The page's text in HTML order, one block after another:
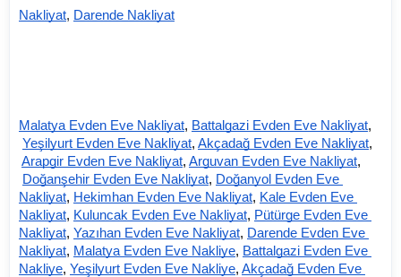
Nakliyat, Darende Nakliyat
Malatya Evden Eve Nakliyat, Battalgazi Evden Eve Nakliyat,
Yeşilyurt Evden Eve Nakliyat, Akçadağ Evden Eve Nakliyat,
Arapgir Evden Eve Nakliyat, Arguvan Evden Eve Nakliyat,
Doğanşehir Evden Eve Nakliyat, Doğanyol Evden Eve
Nakliyat, Hekimhan Evden Eve Nakliyat, Kale Evden Eve
Nakliyat, Kuluncak Evden Eve Nakliyat, Pütürge Evden Eve
Nakliyat, Yazıhan Evden Eve Nakliyat, Darende Evden Eve
Nakliyat, Malatya Evden Eve Nakliye, Battalgazi Evden Eve
Nakliye, Yeşilyurt Evden Eve Nakliye, Akçadağ Evden Eve